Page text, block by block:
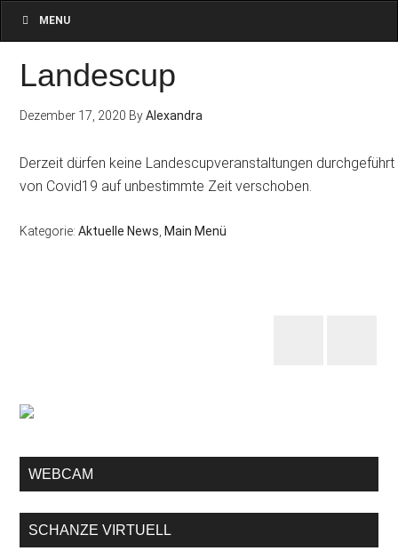
MENU
Landescup
Dezember 17, 2020 ByAlexandra
Derzeit dürfen keine Landescupveranstaltungen
von Covid19 auf unbestimmte Zeit verschoben.
Kategorie:Aktuelle News Main Menü
WEBCAM
SCHANZE VIRTUELL